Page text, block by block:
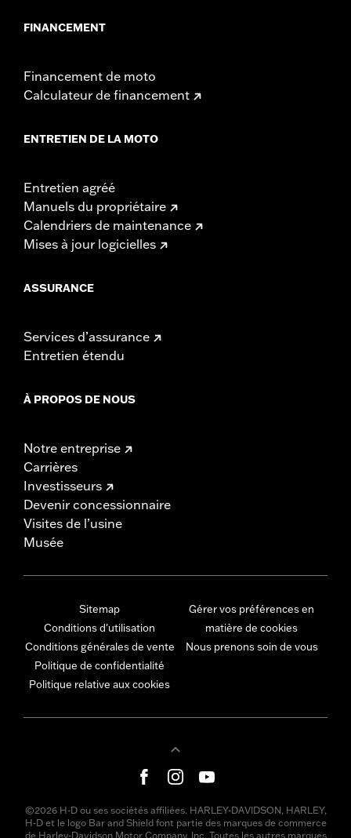
FINANCEMENT
Financement de moto
Calculateur de financement
ENTRETIEN DE LA MOTO
Entretien agréé
Manuels du propriétaire
Calendriers de maintenance
Mises à jour logicielles
ASSURANCE
Services d’assurance
Entretien étendu
À PROPOS DE NOUS
Notre entreprise
Carrières
Investisseurs
Devenir concessionnaire
Visites de l’usine
Musée
Sitemap
Conditions d'utilisation
Conditions générales de vente
Politique de confidentialité
Politique relative aux cookies
Gérer vos préférences en
matière de cookies
Nous prenons soin de vous
©2026 H-D ou ses sociétés affiliées. HARLEY-DAVIDSON, HARLEY,
H-D et le logo Bar and Shield font partie des marques de commerce
de Harley-Davidson Motor Company, Inc. Toutes les autres marques